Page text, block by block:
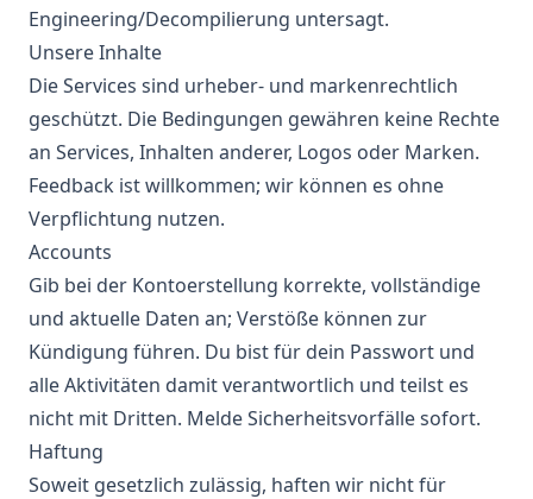
Engineering/Decompilierung untersagt.
Unsere Inhalte
Die Services sind urheber- und markenrechtlich
geschützt. Die Bedingungen gewähren keine Rechte
an Services, Inhalten anderer, Logos oder Marken.
Feedback ist willkommen; wir können es ohne
Verpflichtung nutzen.
Accounts
Gib bei der Kontoerstellung korrekte, vollständige
und aktuelle Daten an; Verstöße können zur
Kündigung führen. Du bist für dein Passwort und
alle Aktivitäten damit verantwortlich und teilst es
nicht mit Dritten. Melde Sicherheitsvorfälle sofort.
Haftung
Soweit gesetzlich zulässig, haften wir nicht für